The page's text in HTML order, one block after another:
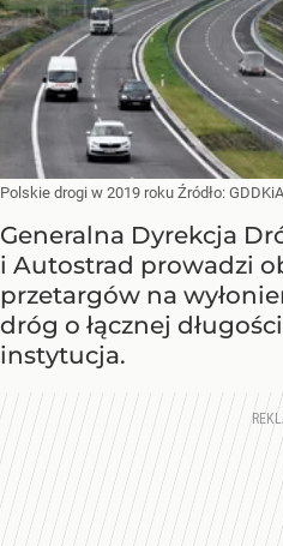
Polskie drogi w 2019 roku Źródło: GDDKiA
Generalna Dyrekcja
i Autostrad prowadzi
przetargów na
dróg o łącznej
instytucja.